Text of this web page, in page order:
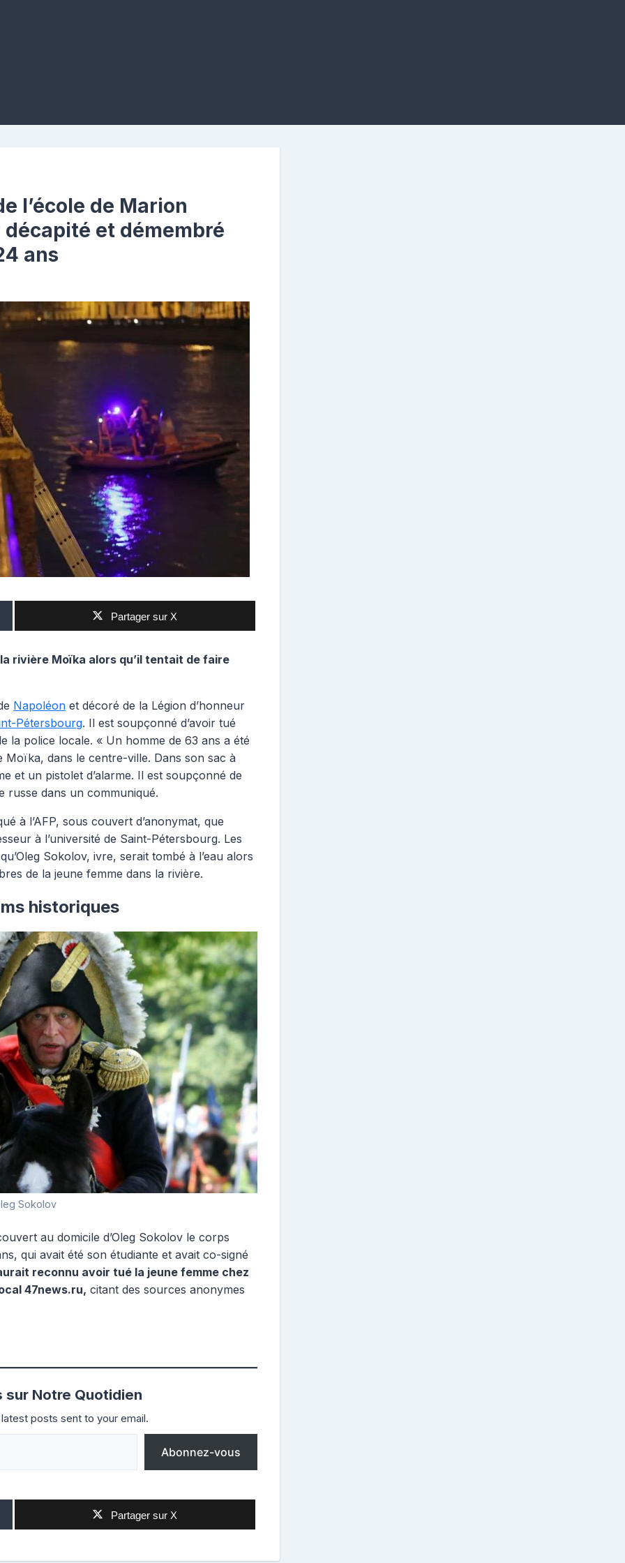
l’école de Marion
et démembré
ans
Partager sur X
rivière Moïka alors qu’il tentait de faire
Napoléon et décoré de la Légion d’honneur
Pétersbourg. Il est soupçonné d’avoir tué
la police locale. « Un homme de 63 ans a été
Moïka, dans le centre-ville. Dans son sac à
et un pistolet d’alarme. Il est soupçonné de
russe dans un communiqué.
à l’AFP, sous couvert d’anonymat, que
à l’université de Saint-Pétersbourg. Les
Sokolov, ivre, serait tombé à l’eau alors
de la jeune femme dans la rivière.
historiques
Sokolov
au domicile d’Oleg Sokolov le corps
qui avait été son étudiante et avait co-signé
reconnu avoir tué la jeune femme chez
47news.ru, citant des sources anonymes
sur Notre Quotidien
posts sent to your email.
Abonnez-vous
Partager sur X